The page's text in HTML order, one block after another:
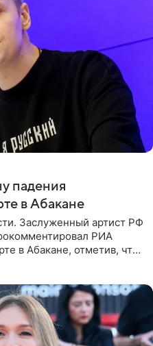
падения
в Абакане
Заслуженный артист РФ
РИА
в Абакане, отметив, что